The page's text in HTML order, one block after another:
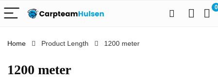
0
Home Product Length ‎1200 meter
‎1200 meter